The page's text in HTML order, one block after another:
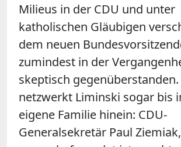
Milieus in der CDU und unter
katholischen Gläubigen
dem neuen
zumindest in der
skeptisch gegenüberstanden.
netzwerkt Liminski sogar bis
eigene Familie hinein: CDU-
Generalsekretär Paul